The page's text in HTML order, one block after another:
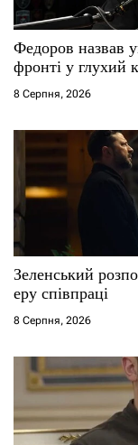
Федоров назвав
фронті у глухий
8 Серпня, 2026
Зеленський
еру співпраці
8 Серпня, 2026